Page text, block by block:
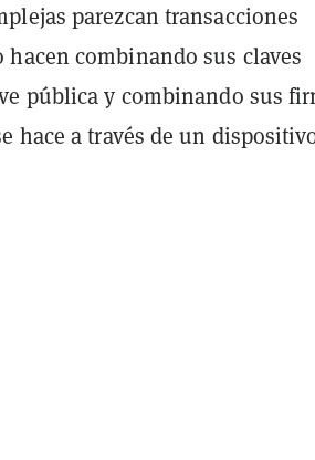
parezcan transacciones
hacen combinando sus claves
pública y combinando sus
hace a través de un